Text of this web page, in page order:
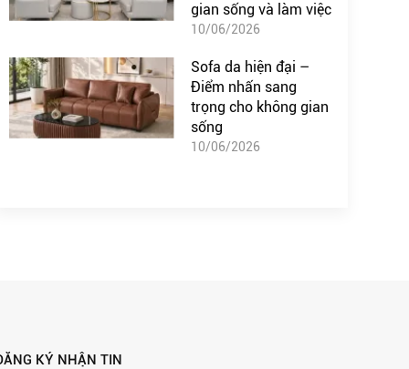
gian sống và làm việc
10/06/2026
Sofa da hiện đại –
Điểm nhấn sang
trọng cho không gian
sống
10/06/2026
KÝ NHẬN TIN